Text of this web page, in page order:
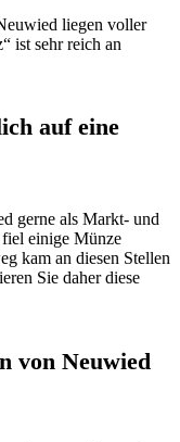
liegen voller
ist sehr reich an
auf eine
gerne als Markt- und
einige Münze
kam an diesen Stellen
Sie daher diese
von Neuwied